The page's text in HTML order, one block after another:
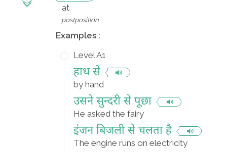
at
postposition
Examples :
Level A1
हाथ से
by hand
उसने सुन्दरी से पूछा
He asked the fairy
इंजन बिजली से चलता है
The engine runs on electricity